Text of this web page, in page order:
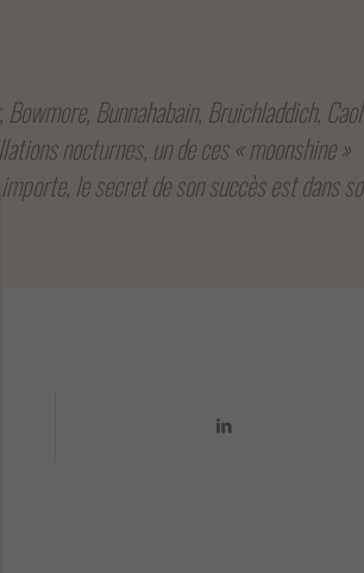
Bunnahabain, Bruichladdich,
nocturnes, un de ces « moonshine »
le secret de son succès est dans